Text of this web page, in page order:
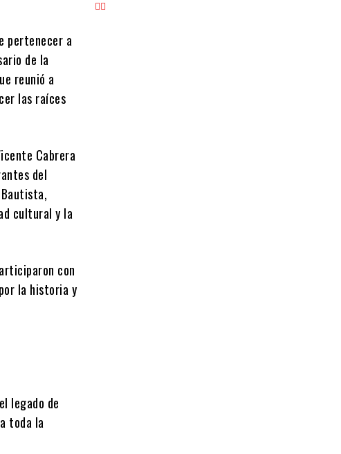
pertenecer a
de la
reunió a
las raíces
Cabrera
del
cultural y la
con
la historia y
legado de
toda la